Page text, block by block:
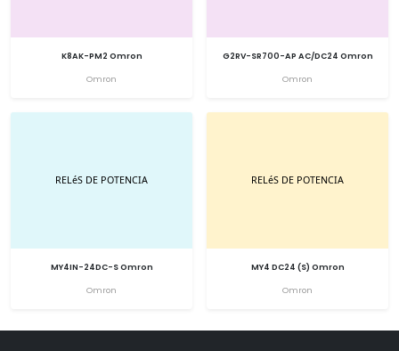
K8AK-PM2 Omron
Omron
G2RV-SR700-AP AC/DC24 Omron
Omron
MY4IN-24DC-S Omron
Omron
MY4 DC24 (S) Omron
Omron